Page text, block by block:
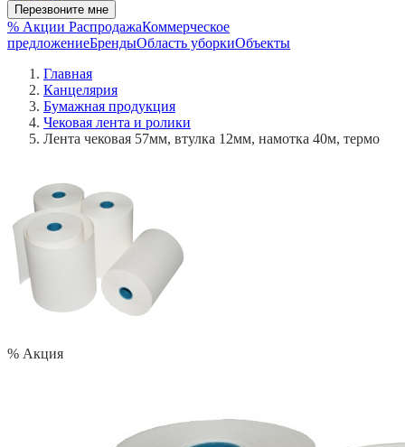
Перезвоните мне
% Акции РаспродажаКоммерческое
предложениеБрендыОбласть уборкиОбъекты
Главная
Канцелярия
Бумажная продукция
Чековая лента и ролики
Лента чековая 57мм, втулка 12мм, намотка 40м, термо
% Акция